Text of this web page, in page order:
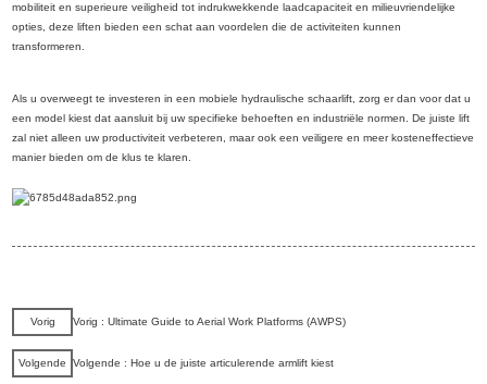
mobiliteit en superieure veiligheid tot indrukwekkende laadcapaciteit en milieuvriendelijke
opties, deze liften bieden een schat aan voordelen die de activiteiten kunnen
transformeren.
Als u overweegt te investeren in een mobiele hydraulische schaarlift, zorg er dan voor dat u
een model kiest dat aansluit bij uw specifieke behoeften en industriële normen. De juiste lift
zal niet alleen uw productiviteit verbeteren, maar ook een veiligere en meer kosteneffectieve
manier bieden om de klus te klaren.
Vorig Vorig : Ultimate Guide to Aerial Work Platforms (AWPS)
Volgende Volgende : Hoe u de juiste articulerende armlift kiest